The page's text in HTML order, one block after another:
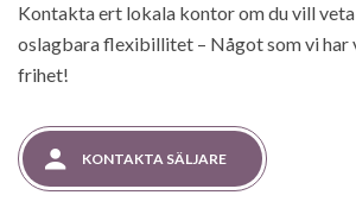
Kontakta ert lokala kontor om du vill
oslagbara flexibillitet – Något som vi
frihet!
KONTAKTA SÄLJARE